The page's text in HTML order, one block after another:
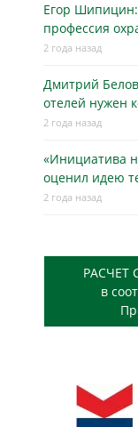
Егор
профессия
2 года назад
Дмитрий
отелей нужен
2 года назад
«Инициатива
оценил идею
2 года назад
РАСЧЕТ
в